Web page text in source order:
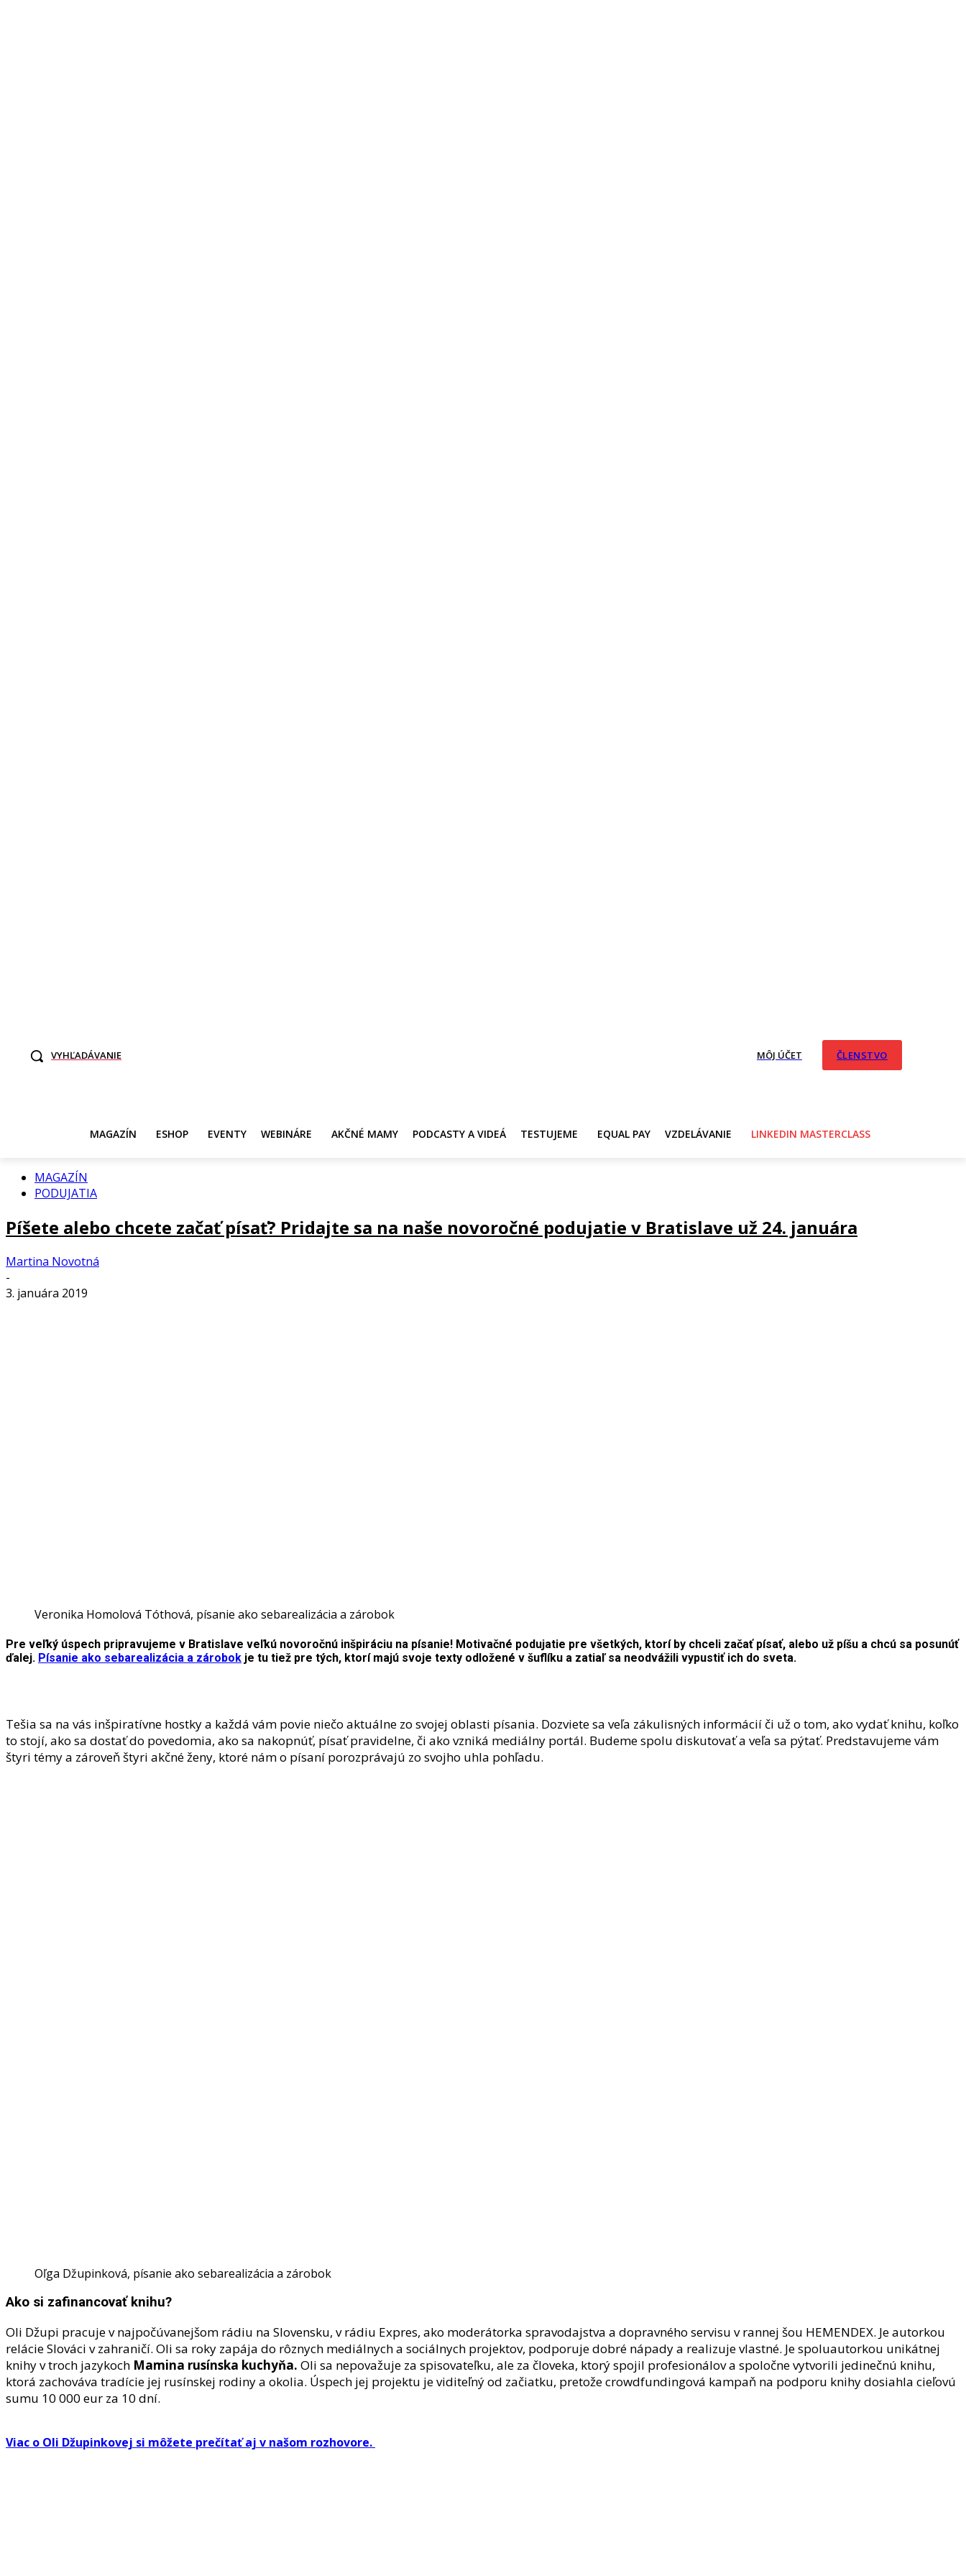
VYHĽADÁVANIE MÔJ ÚČET ČLENSTVO
MAGAZÍN ESHOP EVENTY WEBINÁRE AKČNÉ MAMY PODCASTY A VIDEÁ TESTUJEME EQUAL PAY VZDELÁVANIE LINKEDIN MASTERCLASS
MAGAZÍN
PODUJATIA
Píšete alebo chcete začať písať? Pridajte sa na naše novoročné podujatie v Bratislave už 24. januára
Martina Novotná
-
3. januára 2019
Veronika Homolová Tóthová, písanie ako sebarealizácia a zárobok
Pre veľký úspech pripravujeme v Bratislave veľkú novoročnú inšpiráciu na písanie! Motivačné podujatie pre všetkých, ktorí by chceli začať písať, alebo už píšu a chcú sa posunúť
ďalej. Písanie ako sebarealizácia a zárobok je tu tiež pre tých, ktorí majú svoje texty odložené v šuflíku a zatiaľ sa neodvážili vypustiť ich do sveta.
Tešia sa na vás inšpiratívne hostky a každá vám povie niečo aktuálne zo svojej oblasti písania. Dozviete sa veľa zákulisných informácií či už o tom, ako vydať knihu, koľko
to stojí, ako sa dostať do povedomia, ako sa nakopnúť, písať pravidelne, či ako vzniká mediálny portál. Budeme spolu diskutovať a veľa sa pýtať. Predstavujeme vám
štyri témy a zároveň štyri akčné ženy, ktoré nám o písaní porozprávajú zo svojho uhla pohľadu.
Oľga Džupinková, písanie ako sebarealizácia a zárobok
Ako si zafinancovať knihu?
Oli Džupi pracuje v najpočúvanejšom rádiu na Slovensku, v rádiu Expres, ako moderátorka spravodajstva a dopravného servisu v rannej šou HEMENDEX. Je autorkou
relácie Slováci v zahraničí. Oli sa roky zapája do rôznych mediálnych a sociálnych projektov, podporuje dobré nápady a realizuje vlastné. Je spoluautorkou unikátnej
knihy v troch jazykoch Mamina rusínska kuchyňa. Oli sa nepovažuje za spisovateľku, ale za človeka, ktorý spojil profesionálov a spoločne vytvorili jedinečnú knihu,
ktorá zachováva tradície jej rusínskej rodiny a okolia. Úspech jej projektu je viditeľný od začiatku, pretože crowdfundingová kampaň na podporu knihy dosiahla cieľovú
sumu 10 000 eur za 10 dní.
Viac o Oli Džupinkovej si môžete prečítať aj v našom rozhovore.